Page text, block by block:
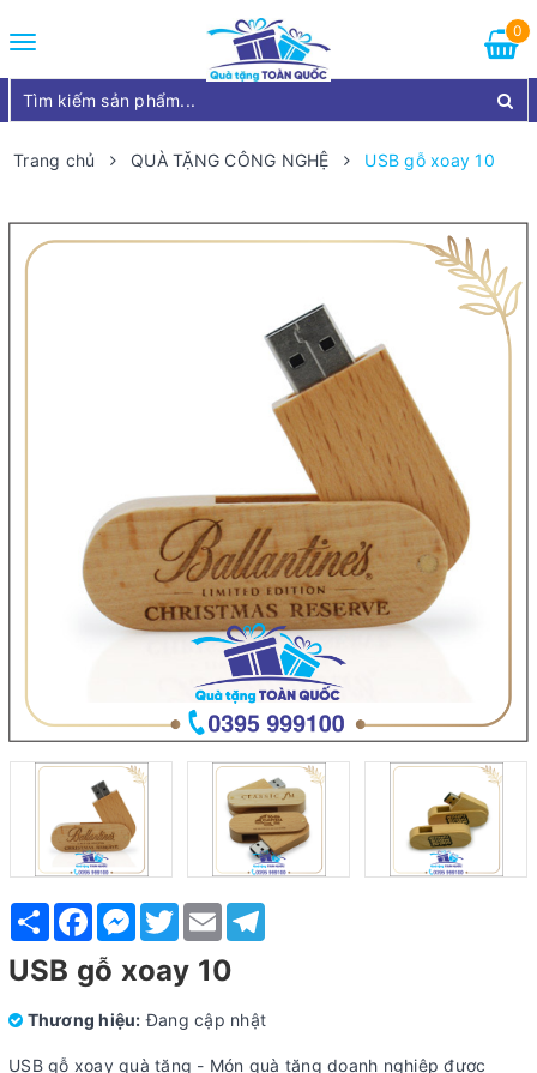
Toggle
0
Trang chủ QUÀ TẶNG CÔNG NGHỆ USB gỗ xoay 10
Share FacebookMessenger
TwitterEmail
USB gỗ xoay 10
Thương hiệu: Đang cập nhật
USB gỗ xoay quà tặng - Món quà tặng doanh nghiệp được